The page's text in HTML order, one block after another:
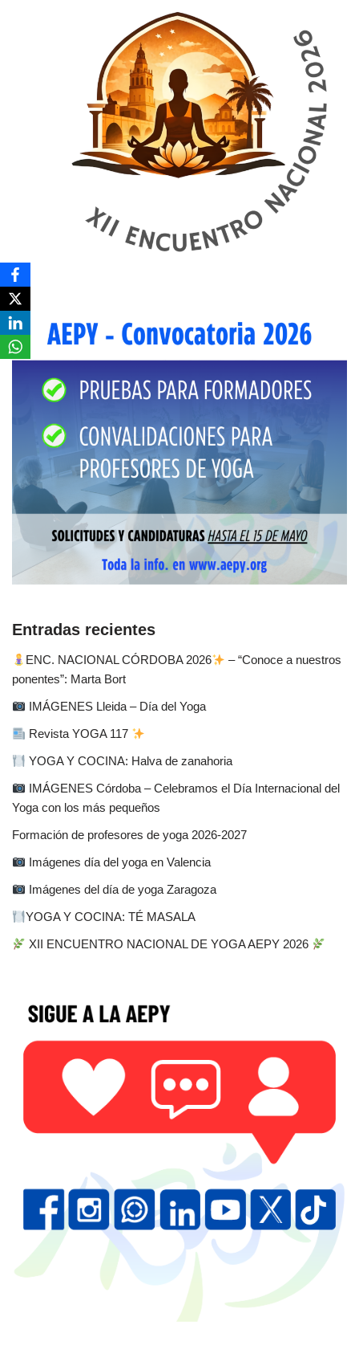
Entradas recientes
ENC. NACIONAL CÓRDOBA 2026
– “Conoce a nuestros
ponentes”: Marta Bort
IMÁGENES Lleida – Día del Yoga
Revista YOGA 117
YOGA Y COCINA: Halva de zanahoria
IMÁGENES Córdoba – Celebramos el Día Internacional del
Yoga con los más pequeños
Formación de profesores de yoga 2026-2027
Imágenes día del yoga en Valencia
Imágenes del día de yoga Zaragoza
YOGA Y COCINA: TÉ MASALA
XII ENCUENTRO NACIONAL DE YOGA AEPY 2026